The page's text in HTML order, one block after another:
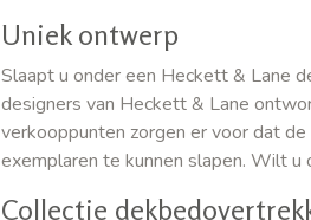
Uniek ontwerp
Slaapt u onder een Heckett & Lane
designers van Heckett & Lane
verkooppunten zorgen er voor dat
exemplaren te kunnen slapen. Wilt
Collectie